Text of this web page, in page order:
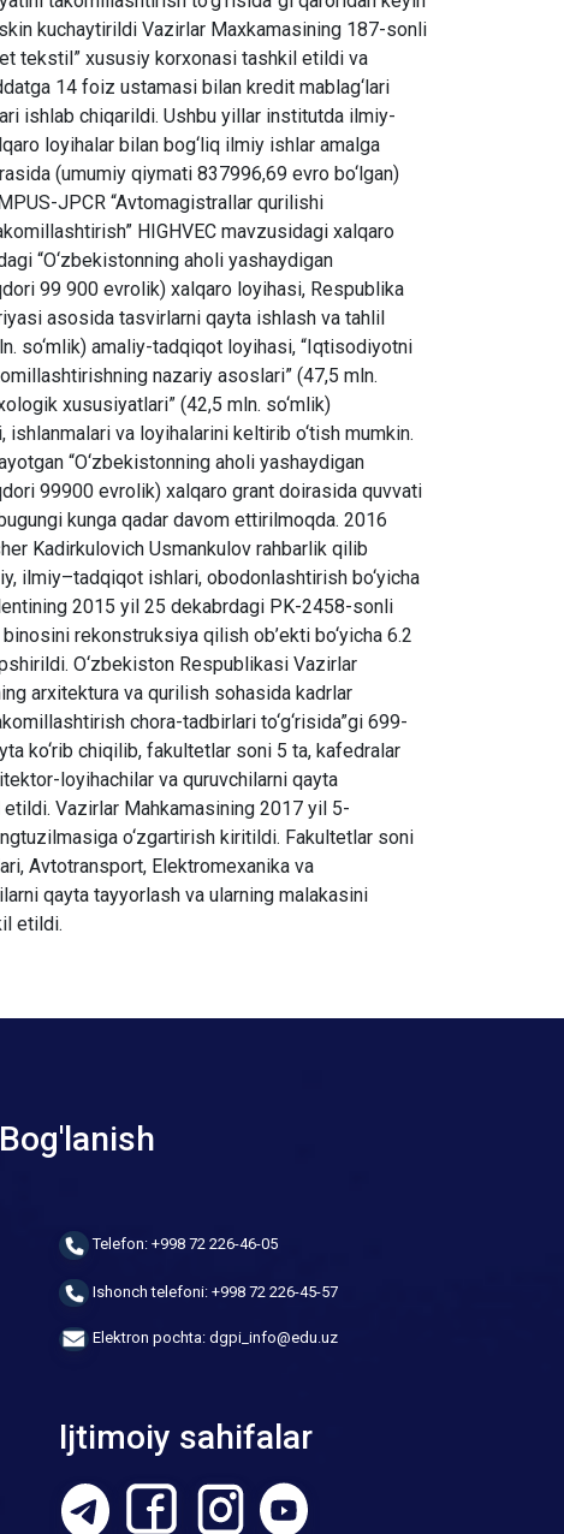
Bog'lanish
Telefon: +998 72 226-46-05
Ishonch telefoni: +998 72 226-45-57
Elektron pochta: dgpi_info@edu.uz
Ijtimoiy sahifalar